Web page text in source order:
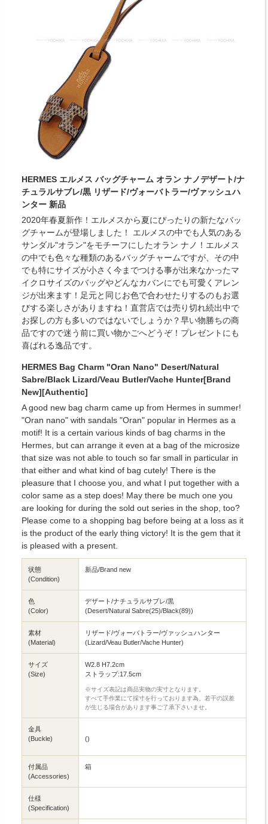
HERMES エルメス バッグチャーム オラン ナノデザート/ナ
チュラルサブレ/黒 リザード/ヴォーバトラー/ヴァッシュハ
ンター 新品
2020年春夏新作！エルメスから夏にぴったりの新たなバッ
グチャームが登場しました！ エルメスの中でも人気のある
サンダル"オラン"をモチーフにしたオラン ナノ！エルメス
の中でも色々な種類のあるバッグチャームですが、その中
でも特にサイズが小さく今までつける事が出来なかったマ
イクロサイズのバッグやどんなカバンにでも可愛くアレン
ジが出来ます！足元と同じお色で合わせたりするのもお選
びする楽しさがありますね！直営店では売り切れ続出中で
お探しの方も多いのではないでしょうか？早い物勝ちの商
品ですので迷う前に買い物かごへどうぞ！プレゼントにも
喜ばれる逸品です。
HERMES Bag Charm "Oran Nano" Desert/Natural
Sabre/Black Lizard/Veau Butler/Vache Hunter[Brand
New][Authentic]
A good new bag charm came up from Hermes in summer!
"Oran nano" with sandals "Oran" popular in Hermes as a
motif! It is a certain various kinds of bag charms in the
Hermes, but can arrange it even at a bag of the microsize
that size was not able to touch so far small in particular in
that either and what kind of bag cutely! There is the
pleasure that I choose you, and what I put together with a
color same as a step does! May there be much one you
are looking for during the sold out series in the shop, too?
Please come to a shopping bag before being at a loss as it
is the product of the early thing victory! It is the gem that it
is pleased with a present.
状態
(Condition)
新品/Brand new
色
(Color)
デザート/ナチュラルサブレ/黒
(Desert/Natural Sabre(25)/Black(89))
素材
(Material)
リザード/ヴォーバトラー/ヴァッシュハンター
(Lizard/Veau Butler/Vache Hunter)
サイズ
(Size)
W2.8 H7.2cm
ストラップ:17.5cm
※サイズ表記は商品実物の実寸となります。
すべて手作業にて採寸を行っております為、若干の誤差
が生じる場合があります事ご了承下さいませ。
金具
(Buckle)
()
付属品
(Accessories)
箱
仕様
(Specification)